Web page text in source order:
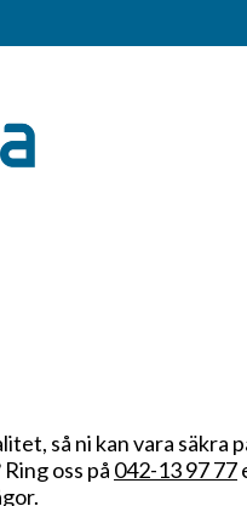
så ni kan vara säkra
oss på 042-13 97 77